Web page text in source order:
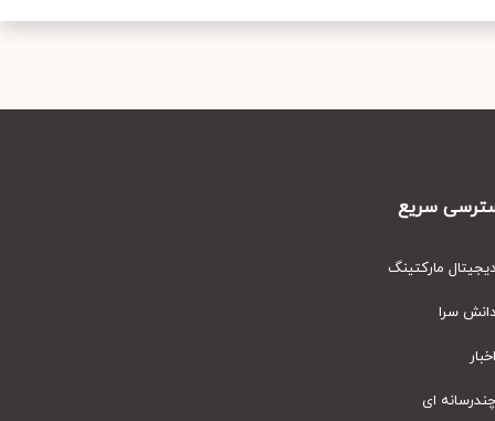
سریع
مارکتینگ
سرا
ای